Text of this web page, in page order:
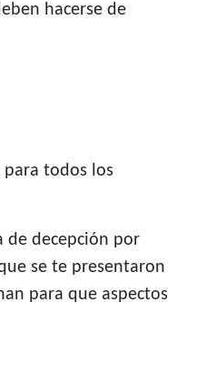
hacerse de
para todos los
de decepción por
se te presentaron
para que aspectos